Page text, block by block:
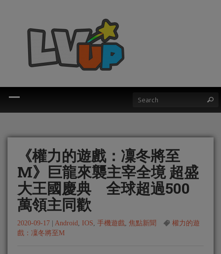
《權力的遊戲：凜冬將至
M》巨龍來襲主宰全境 超盛
大王國慶典 全球超過500
萬領主同歡
2020-09-17 Android, IOS, 手機遊戲, 焦點新聞
權力的遊
戲：凜冬將至M